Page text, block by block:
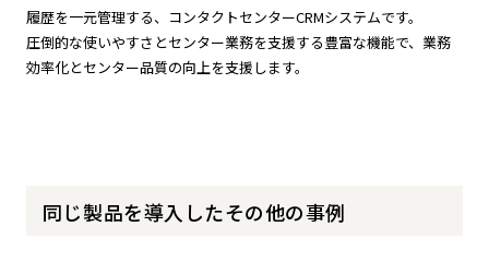
履歴を一元管理する、コンタクトセンターCRMシステムです。
圧倒的な使いやすさとセンター業務を支援する豊富な機能で、業務
効率化とセンター品質の向上を支援します。
同じ製品を導入したその他の事例